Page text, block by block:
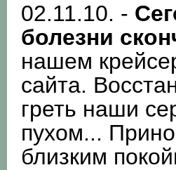
02.11.10. -
болезни
нашем
сайта.
греть наши
пухом...
близким